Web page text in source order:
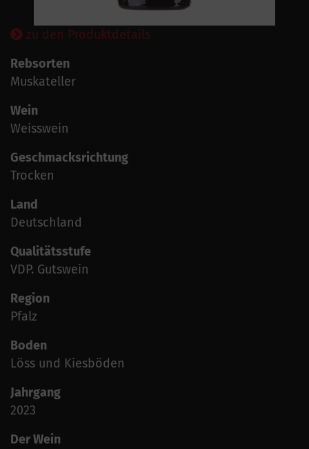
zu den Produktdetails
Rebsorten
Muskateller
Wein
Weisswein
Geschmacksrichtung
Trocken
Land
Deutschland
Qualitätsstufe
VDP. Gutswein
Region
Pfalz
Boden
Löss und Kiesböden
Jahrgang
2023
Der Wein